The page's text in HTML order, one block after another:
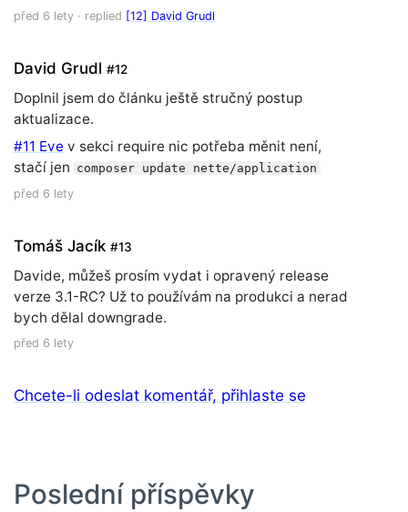
před 6 lety · replied [12] David Grudl
David Grudl #12
Doplnil jsem do článku ještě stručný postup
aktualizace.
#11 Eve v sekci require nic potřeba měnit není,
stačí jen composer update nette/application
před 6 lety
Tomáš Jacík #13
Davide, můžeš prosím vydat i opravený release
verze 3.1-RC? Už to používám na produkci a nerad
bych dělal downgrade.
před 6 lety
Chcete-li odeslat komentář, přihlaste se
Poslední příspěvky